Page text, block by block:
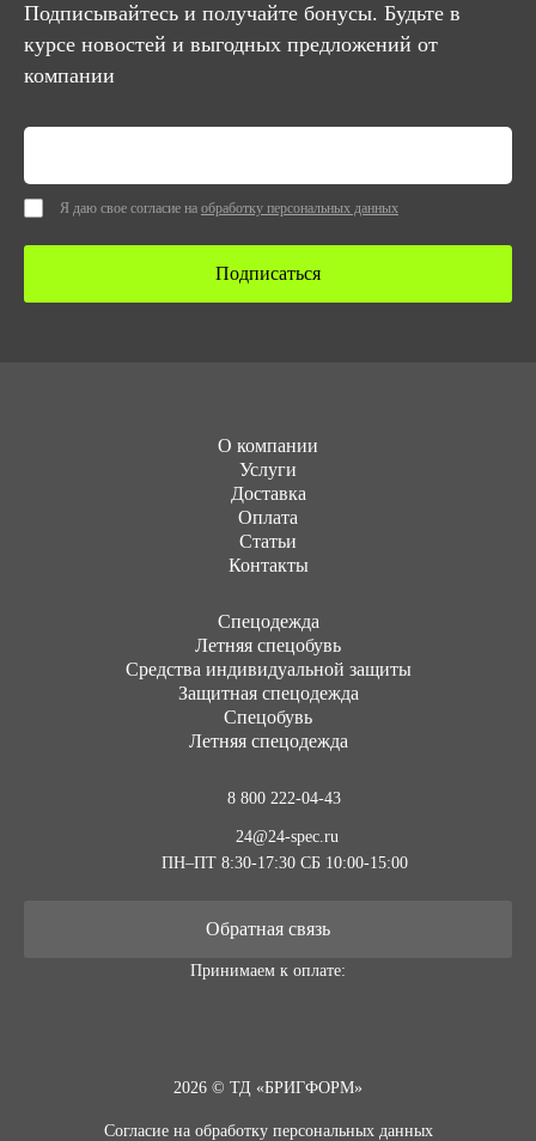
Подписывайтесь и получайте бонусы. Будьте в
курсе новостей и выгодных предложений от
компании
Я даю свое согласие на обработку персональных данных
Подписаться
О компании
Услуги
Доставка
Оплата
Статьи
Контакты
Cпецодежда
Летняя спецобувь
Средства индивидуальной защиты
Защитная спецодежда
Спецобувь
Летняя спецодежда
8 800 222-04-43
24@24-spec.ru
ПН–ПТ 8:30-17:30 СБ 10:00-15:00
Обратная связь
Принимаем к оплате:
2026 © ТД «БРИГФОРМ»
Согласие на обработку персональных данных